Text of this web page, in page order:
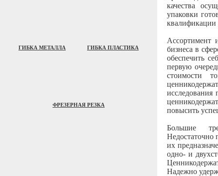
ГИБКА МЕТАЛЛА ГИБКА ПЛАСТИКА
ФРЕЗЕРНАЯ РЕЗКА
качества
упаковки
квалификации
Ассортимент
бизнеса в
обеспечить
первую
стоимости
исследования
повысить
Большие
Недостаточно
их
одно- и
Надежно